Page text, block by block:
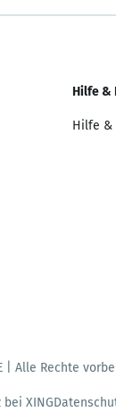
Hilfe &
Hilfe &
| Alle Rechte
XING